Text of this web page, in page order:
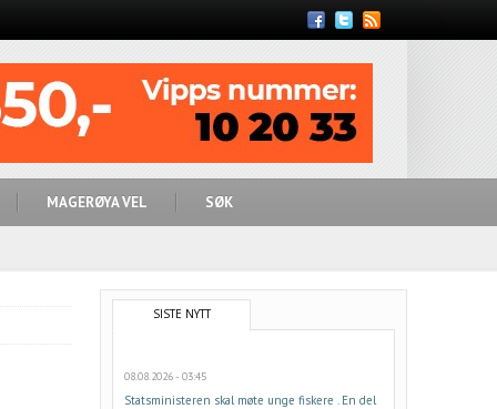
Feed
MAGERØYA VEL SØK
SISTE NYTT
08.08.2026 - 03:45
Statsministeren skal møte unge fiskere . En del